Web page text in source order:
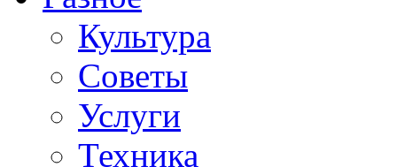
Культура
Советы
Услуги
Техника